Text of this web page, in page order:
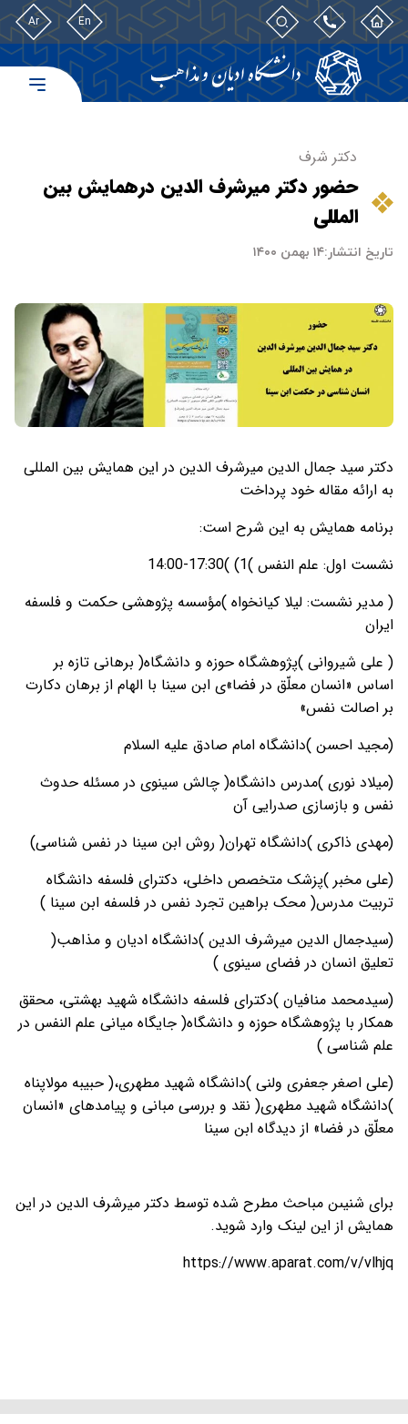
En
Ar
دکتر شرف
حضور دکتر میرشرف الدین درهمایش بین
المللی
تاریخ انتشار:۱۴ بهمن ۱۴۰۰
دکتر سید جمال الدین میرشرف الدین در این همایش بین المللی
به ارائه مقاله خود پرداخت
برنامه همایش به این شرح است:
نشست اول: علم النفس )1) )17:30-14:00
( مدیر نشست: لیلا کیانخواه )مؤسسه پژوهشی حکمت و فلسفه
ایران
( علی شیروانی )پژوهشگاه حوزه و دانشگاه( برهانی تازه بر
اساس «انسان معلّق در فضا»ی ابن سینا با الهام از برهان دکارت
بر اصالت نفس»
(مجید احسن )دانشگاه امام صادق علیه السلام
(میلاد نوری )مدرس دانشگاه( چالش سینوی در مسئله حدوث
نفس و بازسازی صدرایی آن
(مهدی ذاکری )دانشگاه تهران( روش ابن سینا در نفس شناسی)
(علی مخبر )پزشک متخصص داخلی، دکترای فلسفه دانشگاه
تربیت مدرس( محک براهین تجرد نفس در فلسفه ابن سینا )
(سیدجمال الدین میرشرف الدین )دانشگاه ادیان و مذاهب(
تعلیق انسان در فضای سینوی )
(سیدمحمد منافیان )دکترای فلسفه دانشگاه شهید بهشتی، محقق
همکار با پژوهشگاه حوزه و دانشگاه( جایگاه میانی علم النفس در
علم شناسی )
(علی اصغر جعفری ولنی )دانشگاه شهید مطهری،( حبیبه مولاپناه
)دانشگاه شهید مطهری( نقد و بررسی مبانی و پیامدهای «انسان
معلّق در فضا» از دیدگاه ابن سینا
برای شنیىن مباحث مطرح شده توسط دکتر میرشرف الدین در این
همایش از این لینک وارد شوید.
https://www.aparat.com/v/vlhjq